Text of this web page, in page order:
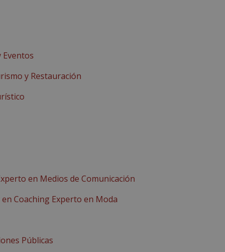
Eventos
y Restauración
en Medios de Comunicación
Coaching Experto en Moda
Públicas